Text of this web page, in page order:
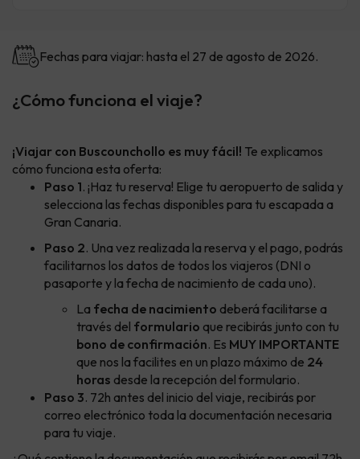
Fechas para viajar: hasta el 27 de agosto de 2026.
¿Cómo funciona el viaje?
¡Viajar con Buscounchollo es muy fácil! Te explicamos
cómo funciona esta oferta:
Paso 1. ¡Haz tu reserva! Elige tu aeropuerto de salida y
selecciona las fechas disponibles para tu escapada a
Gran Canaria.
Paso 2. Una vez realizada la reserva y el pago, podrás
facilitarnos los datos de todos los viajeros (DNI o
pasaporte y la fecha de nacimiento de cada uno).
La fecha de nacimiento deberá facilitarse a
través del formulario que recibirás junto con tu
bono de confirmación. Es MUY IMPORTANTE
que nos la facilites en un plazo máximo de 24
horas desde la recepción del formulario.
Paso 3. 72h antes del inicio del viaje, recibirás por
correo electrónico toda la documentación necesaria
para tu viaje.